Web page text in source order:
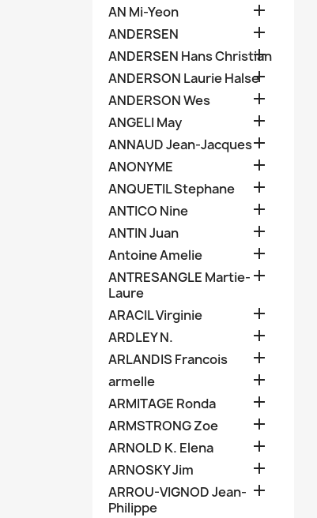
AN Mi-Yeon 
ANDERSEN 
ANDERSEN Hans Christian

ANDERSON Laurie Halse

ANDERSON Wes 
ANGELI May 
ANNAUD Jean-Jacques
ANONYME 
ANQUETIL Stephane 
ANTICO Nine 
ANTIN Juan 
Antoine Amelie 
ANTRESANGLE Martie-
Laure

ARACIL Virginie 
ARDLEY N. 
ARLANDIS Francois 
armelle 
ARMITAGE Ronda 
ARMSTRONG Zoe 
ARNOLD K. Elena 
ARNOSKY Jim 
ARROU-VIGNOD Jean-
Philippe
